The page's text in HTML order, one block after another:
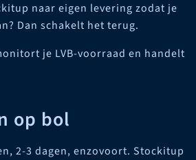
naar eigen levering zodat je
Dan schakelt het terug.
je LVB-voorraad en handelt
op bol
2-3 dagen, enzovoort. Stockitup